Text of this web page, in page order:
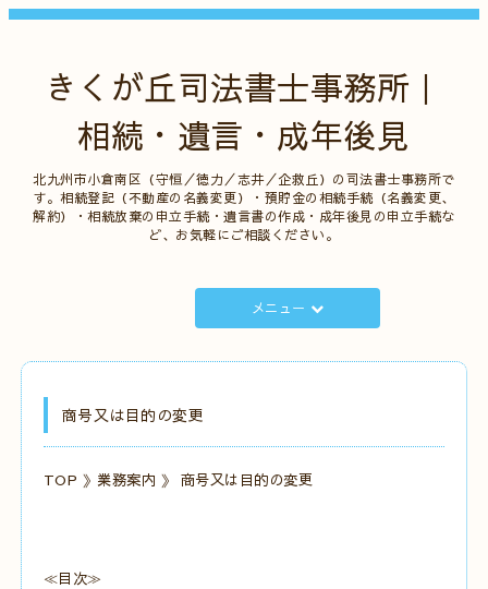
きくが丘司法書士事務所｜
相続・遺言・成年後見
北九州市小倉南区（守恒／徳力／志井／企救丘）の司法書士事務所で
す。相続登記（不動産の名義変更）・預貯金の相続手続（名義変更、
解約）・相続放棄の申立手続・遺言書の作成・成年後見の申立手続な
ど、お気軽にご相談ください。
メニュー
商号又は目的の変更
TOP 》 業務案内 》 商号又は目的の変更
≪目次≫